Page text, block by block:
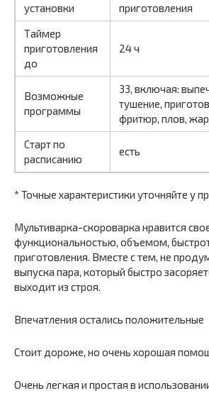
установки
приготовления
Таймер
приготовления
до
24 ч
Возможные
программы
33, включая:
тушение,
фритюр, плов,
Старт по
расписанию
есть
* Точные характеристики уточняйте у
Мультиварка-скороварка нравится
функциональностью, объемом,
приготовления. Вместе с тем, не
выпуска пара, который быстро
выходит из строя.
Впечатления остались положительные
Стоит дороже, но очень хорошая
Очень легкая и простая в